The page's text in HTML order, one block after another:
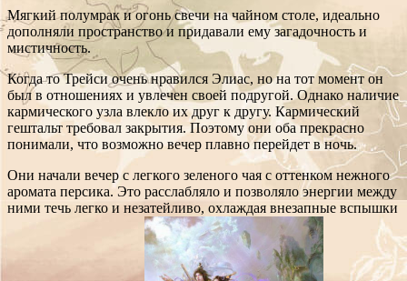
Мягкий полумрак и огонь свечи на чайном столе, идеально
дополняли пространство и придавали ему загадочность и
мистичность.
Когда то Трейси очень нравился Элиас, но на тот момент он
был в отношениях и увлечен своей подругой. Однако наличие
кармического узла влекло их друг к другу. Кармический
гештальт требовал закрытия. Поэтому они оба прекрасно
понимали, что возможно вечер плавно перейдет в ночь.
Они начали вечер с легкого зеленого чая с оттенком нежного
аромата персика. Это расслабляло и позволяло энергии между
ними течь легко и незатейливо, охлаждая внезапные вспышки